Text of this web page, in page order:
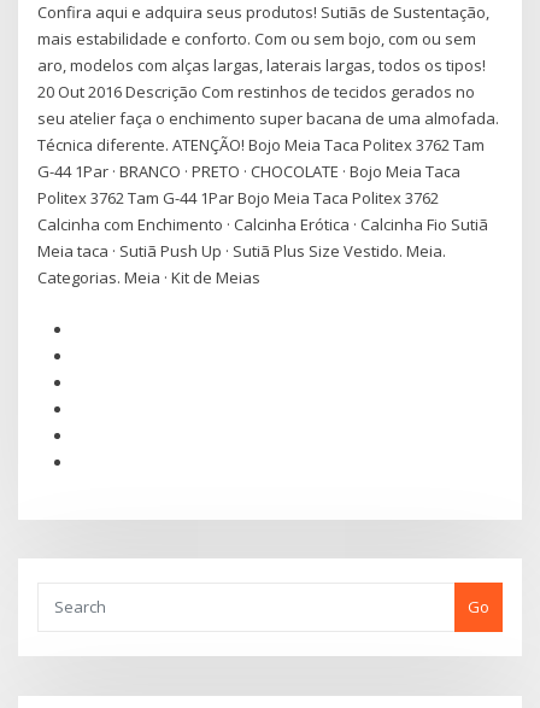
Confira aqui e adquira seus produtos! Sutiãs de Sustentação,
mais estabilidade e conforto. Com ou sem bojo, com ou sem
aro, modelos com alças largas, laterais largas, todos os tipos!
20 Out 2016 Descrição Com restinhos de tecidos gerados no
seu atelier faça o enchimento super bacana de uma almofada.
Técnica diferente. ATENÇÃO! Bojo Meia Taca Politex 3762 Tam
G-44 1Par · BRANCO · PRETO · CHOCOLATE · Bojo Meia Taca
Politex 3762 Tam G-44 1Par Bojo Meia Taca Politex 3762
Calcinha com Enchimento · Calcinha Erótica · Calcinha Fio Sutiã
Meia taca · Sutiã Push Up · Sutiã Plus Size Vestido. Meia.
Categorias. Meia · Kit de Meias
Go